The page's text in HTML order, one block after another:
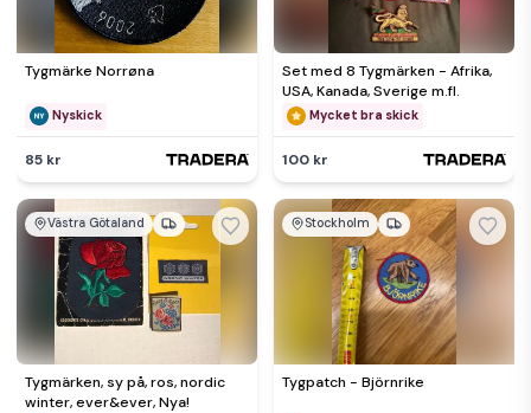
Tygmärke Norrøna
Nyskick
85 kr
Set med 8 Tygmärken - Afrika,
USA, Kanada, Sverige m.fl.
Mycket bra skick
100 kr
Västra Götaland
Tygmärken, sy på, ros, nordic
winter, ever&ever, Nya!
Stockholm
Tygpatch - Björnrike